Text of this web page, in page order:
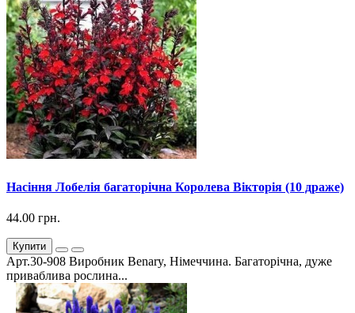
Насіння Лобелія багаторічна Королева Вікторія (10 драже)
44.00 грн.
Купити
Арт.30-908 Виробник Benary, Німеччина. Багаторічна, дуже
приваблива рослина...